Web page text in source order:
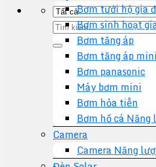
Tìm
kiếm:
Bơm tưới hộ gia
Bơm sinh hoạt
Bơm tăng áp
Bơm tăng áp mini
Bơm panasonic
Máy bơm mini
Bơm hỏa tiễn
Bơm hồ cá
Camera
Camera Năng